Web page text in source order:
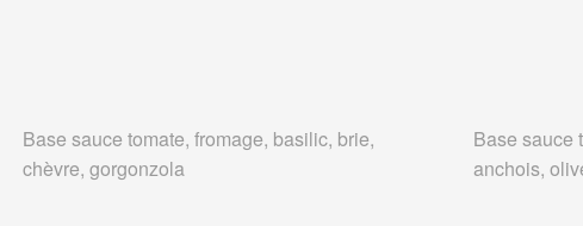
Base sauce tomate, fromage, basilic, brie,
chèvre, gorgonzola
Base sauce
anchois,